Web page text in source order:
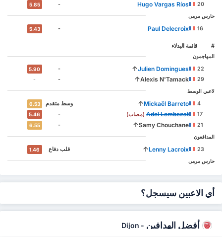
20
Hugo Vargas Ríos
-
5.85
حارس مرمى
16
Paul Delecroix
-
5.43
# ‏قائمة البدلاء
المهاجمون
22
Julien Domingues
↑
-
5.90
29
Alexis N'Tamack
↑
-
-
لاعبي الوسط
4
Mickaël Barreto
↑ وسط ‏متقدم 6.53
17
Adel Lembezat(مصاب) -
5.46
21
Samy Chouchane
↑
-
6.55
المدافعون
23
Lenny Lacroix
↑ ‏قلب دفاع 1.46
حارس مرمى
أي الاعبين سيسجل؟
أفضل الهدافين -
Dijon